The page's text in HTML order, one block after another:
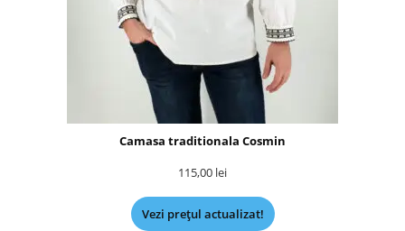
Camasa traditionala Cosmin
115,00 lei
Vezi prețul actualizat!